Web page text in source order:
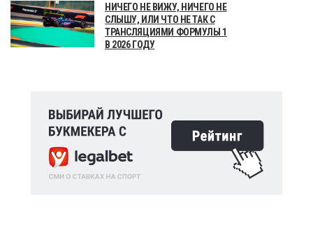
НИЧЕГО НЕ ВИЖУ, НИЧЕГО НЕ
СЛЫШУ, ИЛИ ЧТО НЕ ТАК С
ТРАНСЛЯЦИЯМИ ФОРМУЛЫ 1
В 2026 ГОДУ